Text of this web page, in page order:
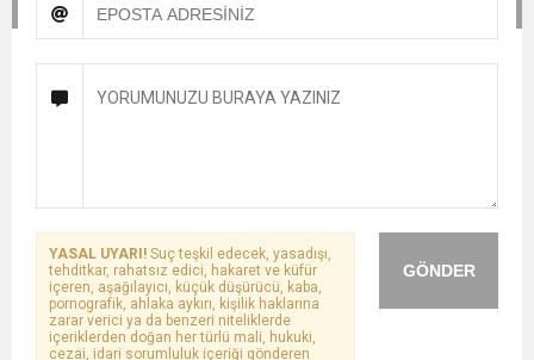
GÖNDER
YASAL UYARI! Suç teşkil edecek, yasadışı,
tehditkar, rahatsız edici, hakaret ve küfür
içeren, aşağılayıcı, küçük düşürücü, kaba,
pornografik, ahlaka aykırı, kişilik haklarına
zarar verici ya da benzeri niteliklerde
içeriklerden doğan her türlü mali, hukuki,
cezai, idari sorumluluk içeriği gönderen